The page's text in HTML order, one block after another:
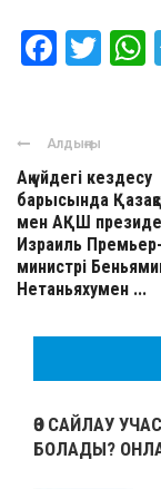
Алдыңғы
Ақ үйдегі кездесу
барысында
мен АҚШ
Израиль Премьер-
министрі
Нетаньяхумен ...
ӨЗ САЙЛАУ
БОЛАДЫ?